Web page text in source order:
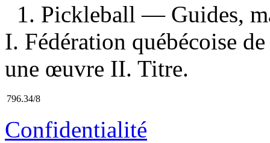
1. Pickleball — Guides,
I. Fédération québécoise
une œuvre II. Titre.
796.34/8
Confidentialité